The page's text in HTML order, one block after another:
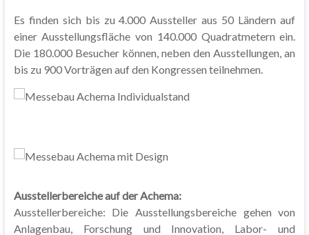
Es finden sich bis zu 4.000 Aussteller aus 50 Ländern auf
einer Ausstellungsfläche von 140.000 Quadratmetern ein.
Die 180.000 Besucher können, neben den Ausstellungen, an
bis zu 900 Vorträgen auf den Kongressen teilnehmen.
Ausstellerbereiche auf der Achema:
Ausstellerbereiche: Die Ausstellungsbereiche gehen von
Anlagenbau, Forschung und Innovation, Labor- und